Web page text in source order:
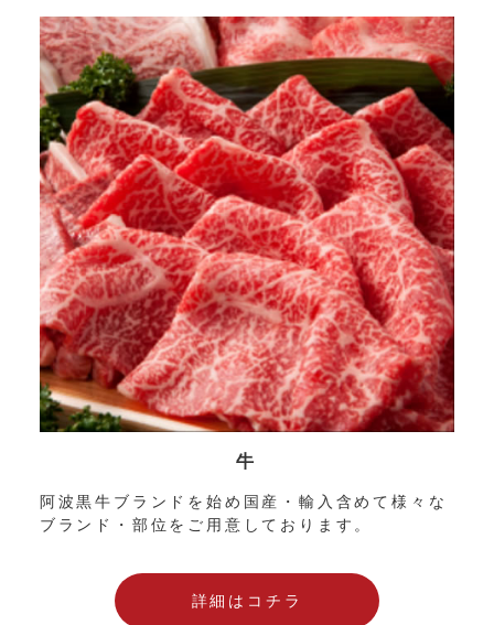
牛
阿波黒牛ブランドを始め国産・輸入含めて様々な
ブランド・部位をご用意しております。
詳細はコチラ